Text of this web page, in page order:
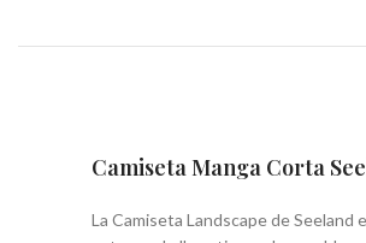
Camiseta Manga Corta
La Camiseta Landscape de